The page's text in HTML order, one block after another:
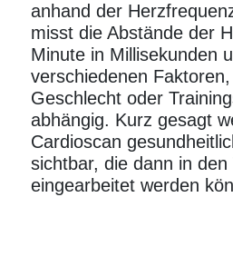
anhand der
misst die Abstände der
Minute in Millisekunden
verschiedenen Faktoren,
Geschlecht oder
abhängig. Kurz gesagt
Cardioscan
sichtbar, die dann in den
eingearbeitet werden